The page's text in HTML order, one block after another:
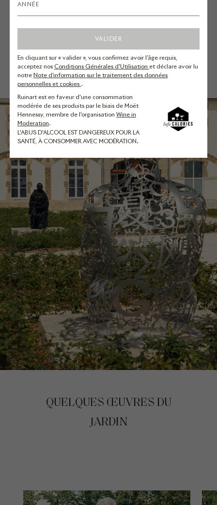
VALIDER
En cliquant sur « valider », vous confirmez avoir l’âge requis,
acceptez nos Conditions Générales d'Utilisation et déclare avoir lu
notre Note d’information sur le traitement des données
personnelles et cookies .
Ruinart est en faveur d'une consommation
modérée de ses produits par le biais de Moët
Hennessy, membre de l'organisation Wine in
Moderation.
L'ABUS D'ALCOOL EST DANGEREUX POUR LA
SANTÉ, À CONSOMMER AVEC MODÉRATION.
Les jardins sont en accès libre et
QUELQUES ŒUVRES DU
JARDIN